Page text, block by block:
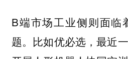
B端市场工业侧则面临
题。比如优必选，最近